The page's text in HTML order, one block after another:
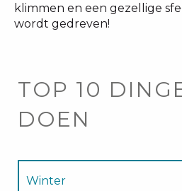
klimmen en een gezellige
wordt gedreven!
TOP 10
DOEN
Winter